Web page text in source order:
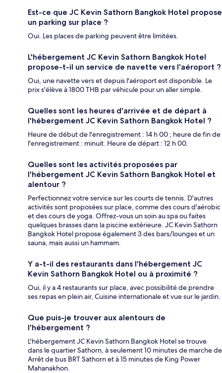
Est-ce que JC Kevin Sathorn Bangkok Hotel propose
un parking sur place ?
Oui. Les places de parking peuvent être limitées.
L'hébergement JC Kevin Sathorn Bangkok Hotel
propose-t-il un service de navette vers l'aéroport ?
Oui, une navette vers et depuis l'aéroport est disponible. Le
prix s'élève à 1800 THB par véhicule pour un aller simple.
Quelles sont les heures d'arrivée et de départ à
l'hébergement JC Kevin Sathorn Bangkok Hotel ?
Heure de début de l'enregistrement : 14 h 00 ; heure de fin de
l'enregistrement : minuit. Heure de départ : 12 h 00.
Quelles sont les activités proposées par
l'hébergement JC Kevin Sathorn Bangkok Hotel et
alentour ?
Perfectionnez votre service sur les courts de tennis. D'autres
activités sont proposées sur place, comme des cours d'aérobic
et des cours de yoga. Offrez-vous un soin au spa ou faites
quelques brasses dans la piscine extérieure. JC Kevin Sathorn
Bangkok Hotel propose également 3 des bars/lounges et un
sauna, mais aussi un hammam.
Y a-t-il des restaurants dans l'hébergement JC
Kevin Sathorn Bangkok Hotel ou à proximité ?
Oui, il y a 4 restaurants sur place, avec possibilité de prendre
ses repas en plein air, Cuisine internationale et vue sur le jardin.
Que puis-je trouver aux alentours de
l'hébergement ?
L'hébergement JC Kevin Sathorn Bangkok Hotel se trouve
dans le quartier Sathorn, à seulement 10 minutes de marche de
Arrêt de bus BRT Sathorn et à 15 minutes de King Power
Mahanakhon.